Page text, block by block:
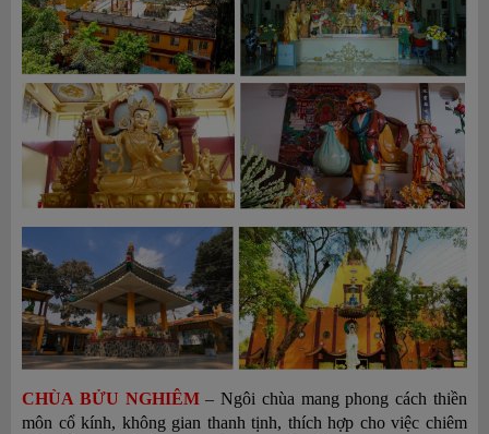
CHÙA BỬU NGHIÊM – Ngôi chùa mang phong cách thiền
môn cổ kính, không gian thanh tịnh, thích hợp cho việc chiêm